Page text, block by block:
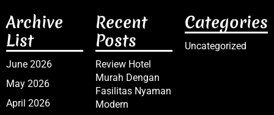
Archive
List
June 2026
May 2026
April 2026
Recent
Posts
Review Hotel
Murah Dengan
Fasilitas Nyaman
Modern
Categories
Uncategorized